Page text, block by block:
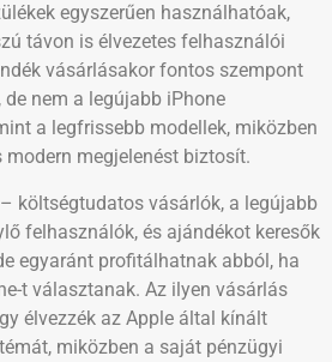
egyszerűen használhatóak,
távon is élvezetes felhasználói
vásárlásakor fontos szempont
de nem a legújabb iPhone
a legfrissebb modellek, miközben
megjelenést biztosít.
költségtudatos vásárlók, a legújabb
felhasználók, és ajándékot keresők
egyaránt profitálhatnak abból, ha
t választanak. Az ilyen vásárlás
élvezzék az Apple által kínált
miközben a saját pénzügyi